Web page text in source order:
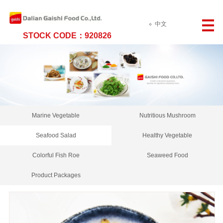
STOCK CODE：920826
中文
Marine Vegetable Nutritious Mushroom
Seafood Salad Healthy Vegetable
Colorful Fish Roe Seaweed Food
Product Packages